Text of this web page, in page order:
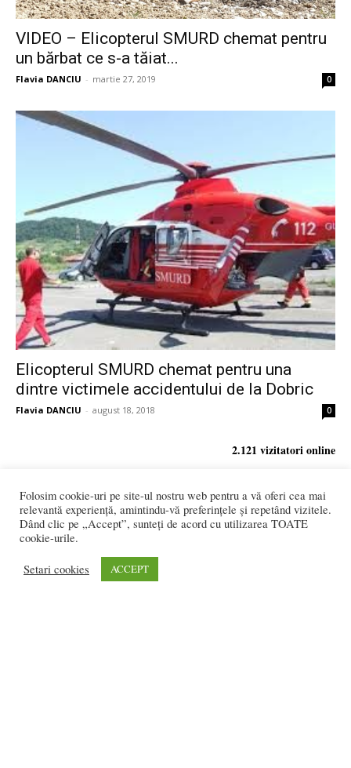
VIDEO – Elicopterul SMURD chemat pentru
un bărbat ce s-a tăiat...
Flavia DANCIU - martie 27, 2019 0
Elicopterul SMURD chemat pentru una
dintre victimele accidentului de la Dobric
Flavia DANCIU - august 18, 2018 0
2.121 vizitatori online
REDACȚIA:
PUBLICITATE:
Folosim cookie-uri pe site-ul nostru web pentru a vă oferi cea mai
relevantă experiență, amintindu-vă preferințele și repetând vizitele.
Dând clic pe „Accept”, sunteți de acord cu utilizarea TOATE
cookie-urile.
Setari cookies ACCEPT